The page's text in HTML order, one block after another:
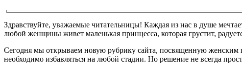
Здравствуйте, уважаемые читательницы! Каждая из нас в душе
любой женщины живет маленькая принцесса, которая грустит,
Сегодня мы открываем новую рубрику сайта, посвященную
необходимо избавляться на любой стадии. Но решение не всегда